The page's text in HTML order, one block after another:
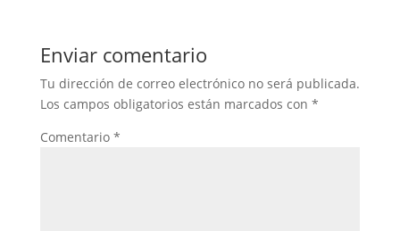
Enviar comentario
Tu dirección de correo electrónico no será publicada.
Los campos obligatorios están marcados con *
Comentario *